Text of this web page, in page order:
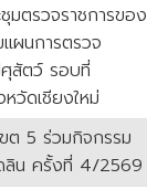
มตรวจราชการของ
ผนการตรวจ
สัตว์ รอบที่
วัดเชียงใหม่
ต 5 ร่วมกิจกรรม
ลิน ครั้งที่ 4/2569